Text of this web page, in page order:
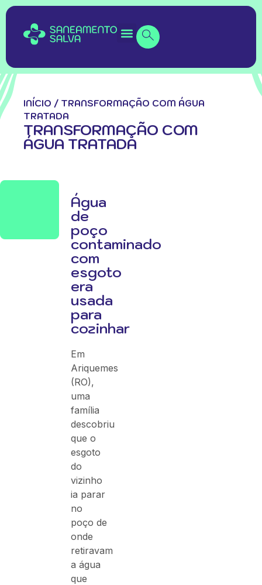
INÍCIO / TRANSFORMAÇÃO COM ÁGUA
TRATADA
TRANSFORMAÇÃO COM
ÁGUA TRATADA
Água
de
poço
contaminado
com
esgoto
era
usada
para
cozinhar
Em
Ariquemes
(RO),
uma
família
descobriu
que o
esgoto
do
vizinho
ia parar
no
poço de
onde
retiravam
a água
que